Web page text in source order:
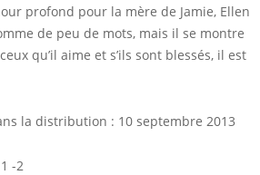
profond pour la mère de Jamie, Ellen
de peu de mots, mais il se montre
qu’il aime et s’ils sont blessés, il est
la distribution : 10 septembre 2013
-2